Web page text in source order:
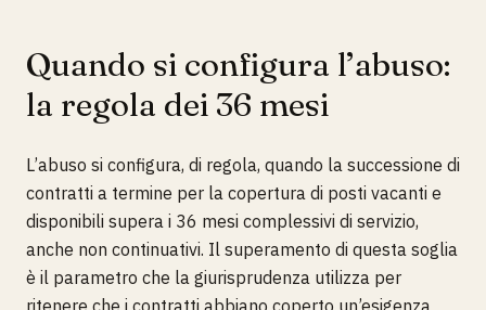
Quando si configura l’abuso:
la regola dei 36 mesi
L’abuso si configura, di regola, quando la successione di
contratti a termine per la copertura di posti vacanti e
disponibili supera i 36 mesi complessivi di servizio,
anche non continuativi. Il superamento di questa soglia
è il parametro che la giurisprudenza utilizza per
ritenere che i contratti abbiano coperto un’esigenza